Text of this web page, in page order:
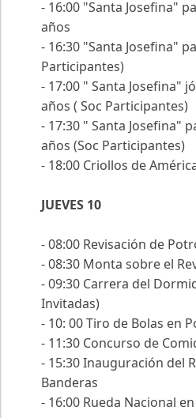
- 16:00 "Santa Josefina"
años
- 16:30 "Santa Josefina"
Participantes)
- 17:00 " Santa Josefina"
años ( Soc Participantes)
- 17:30 " Santa Josefina"
años (Soc Participantes)
- 18:00 Criollos de
JUEVES 10
- 08:00 Revisación de
- 08:30 Monta sobre el
- 09:30 Carrera del
Invitadas)
- 10: 00 Tiro de Bolas en
- 11:30 Concurso de
- 15:30 Inauguración del
Banderas
- 16:00 Rueda Nacional